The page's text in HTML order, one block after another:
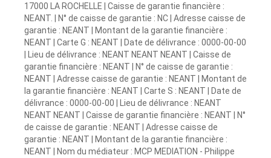
17000 LA ROCHELLE | Caisse de garantie financière :
NEANT. | N° de caisse de garantie : NC | Adresse caisse de
garantie : NEANT | Montant de la garantie financière :
NEANT | Carte G : NEANT | Date de délivrance : 0000-00-00
| Lieu de délivrance : NEANT NEANT NEANT | Caisse de
garantie financière : NEANT | N° de caisse de garantie :
NEANT | Adresse caisse de garantie : NEANT | Montant de
la garantie financière : NEANT | Carte S : NEANT | Date de
délivrance : 0000-00-00 | Lieu de délivrance : NEANT
NEANT NEANT | Caisse de garantie financière : NEANT | N°
de caisse de garantie : NEANT | Adresse caisse de
garantie : NEANT | Montant de la garantie financière :
NEANT | Nom du médiateur : MCP MEDIATION - Philippe